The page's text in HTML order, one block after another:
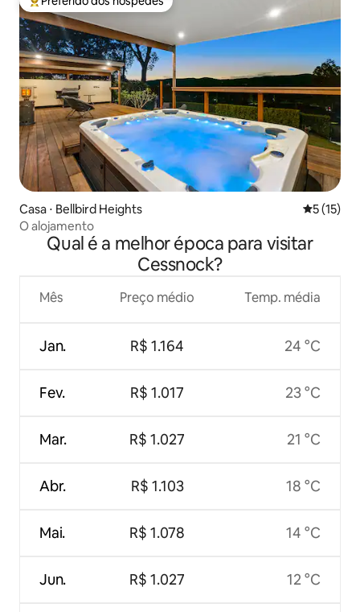
Entre os melhores preferidos dos hóspedes
Casa ⋅ Bellbird Heights 5 de uma
5 (15)
O alojamento
Qual é a melhor época para visitar
Cessnock?
Mês
Jan.
Fev.
Mar.
Abr.
Mai.
Jun.
Preço médio
R$ 1.164
R$ 1.017
R$ 1.027
R$ 1.103
R$ 1.078
R$ 1.027
Temp. média
24 °C
23 °C
21 °C
18 °C
14 °C
12 °C